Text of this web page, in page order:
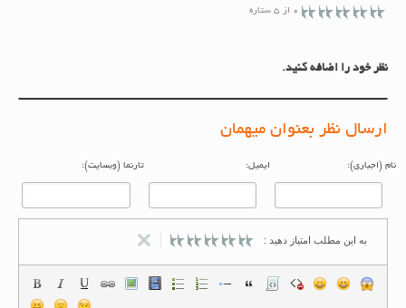
0 از 5 ستاره
نظر خود را اضافه کنید.
ارسال نظر بعنوان میهمان
(اجباری): ایمیل: تارنما (وبسایت):
به این مطلب امتیاز دهید :